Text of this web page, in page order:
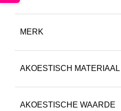
MERK
AKOESTISCH MATERIAAL
AKOESTISCHE WAARDE